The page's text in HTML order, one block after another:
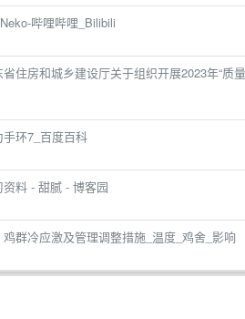
哔哩哔哩_Bilibili
省住房和城乡建设厅关于组织开展2023年“质
手环7_百度百科
资料 - 甜腻 - 博客园
鸡群冷应激及管理调整措施_温度_鸡舍_影响